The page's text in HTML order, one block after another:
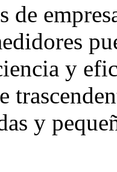
de
y
y